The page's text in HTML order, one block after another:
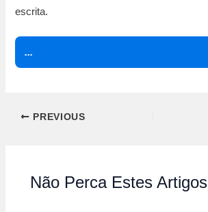
escrita.
...
PREVIOUS
Não Perca Estes Artigos